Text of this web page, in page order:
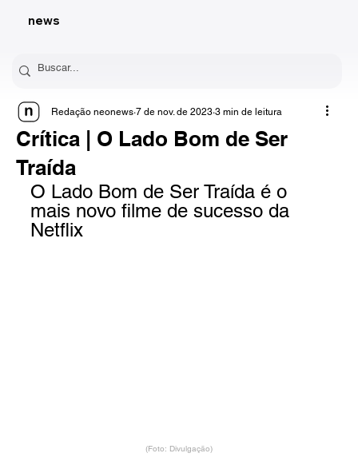
news
Crítica | O Lado Bom de Ser
Traída
Redação neonews 7 de nov. de 2023 3 min de leitura
O Lado Bom de Ser Traída é o
mais novo filme de sucesso da
Netflix
(Foto: Divulgação)